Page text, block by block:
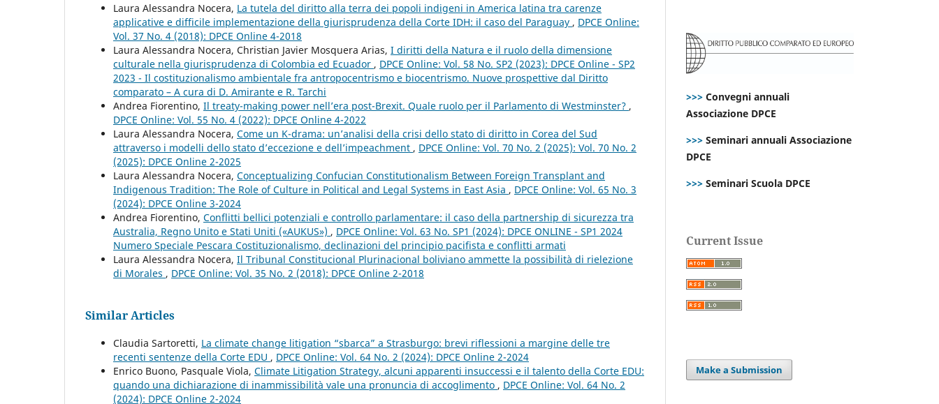
Laura Alessandra Nocera, La tutela del diritto alla terra dei popoli indigeni in America latina tra carenze
applicative e difficile implementazione della giurisprudenza della Corte IDH: il caso del Paraguay , DPCE Online:
Vol. 37 No. 4 (2018): DPCE Online 4-2018
Laura Alessandra Nocera, Christian Javier Mosquera Arias, I diritti della Natura e il ruolo della dimensione
culturale nella giurisprudenza di Colombia ed Ecuador , DPCE Online: Vol. 58 No. SP2 (2023): DPCE Online - SP2
2023 - Il costituzionalismo ambientale fra antropocentrismo e biocentrismo. Nuove prospettive dal Diritto
comparato – A cura di D. Amirante e R. Tarchi
Andrea Fiorentino, Il treaty-making power nell’era post-Brexit. Quale ruolo per il Parlamento di Westminster? ,
DPCE Online: Vol. 55 No. 4 (2022): DPCE Online 4-2022
Laura Alessandra Nocera, Come un K-drama: un’analisi della crisi dello stato di diritto in Corea del Sud
attraverso i modelli dello stato d’eccezione e dell’impeachment , DPCE Online: Vol. 70 No. 2 (2025): Vol. 70 No. 2
(2025): DPCE Online 2-2025
Laura Alessandra Nocera, Conceptualizing Confucian Constitutionalism Between Foreign Transplant and
Indigenous Tradition: The Role of Culture in Political and Legal Systems in East Asia , DPCE Online: Vol. 65 No. 3
(2024): DPCE Online 3-2024
Andrea Fiorentino, Conflitti bellici potenziali e controllo parlamentare: il caso della partnership di sicurezza tra
Australia, Regno Unito e Stati Uniti («AUKUS») , DPCE Online: Vol. 63 No. SP1 (2024): DPCE ONLINE - SP1 2024
Numero Speciale Pescara Costituzionalismo, declinazioni del principio pacifista e conflitti armati
Laura Alessandra Nocera, Il Tribunal Constitucional Plurinacional boliviano ammette la possibilità di rielezione
di Morales , DPCE Online: Vol. 35 No. 2 (2018): DPCE Online 2-2018
Similar Articles
Claudia Sartoretti, La climate change litigation “sbarca” a Strasburgo: brevi riflessioni a margine delle tre
recenti sentenze della Corte EDU , DPCE Online: Vol. 64 No. 2 (2024): DPCE Online 2-2024
Enrico Buono, Pasquale Viola, Climate Litigation Strategy, alcuni apparenti insuccessi e il talento della Corte EDU:
quando una dichiarazione di inammissibilità vale una pronuncia di accoglimento , DPCE Online: Vol. 64 No. 2
(2024): DPCE Online 2-2024
>>> Convegni annuali
Associazione DPCE
>>> Seminari annuali Associazione
DPCE
>>> Seminari Scuola DPCE
Current Issue
Make a Submission